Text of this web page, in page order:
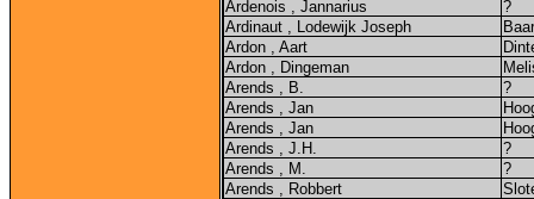
Ardenois , Jannarius
?
Ardinaut , Lodewijk Joseph
Ardon , Aart
Ardon , Dingeman
Arends , B.
?
Arends , Jan
Arends , Jan
Arends , J.H.
?
Arends , M.
?
Arends , Robbert